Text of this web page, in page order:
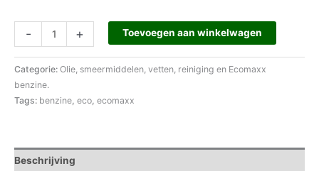
- + Toevoegen aan winkelwagen
Categorie: Olie, smeermiddelen, vetten, reiniging en Ecomaxx
benzine.
Tags: benzine, eco, ecomaxx
Beschrijving